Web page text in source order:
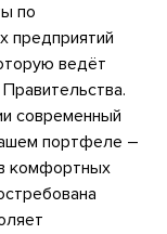
по
предприятий
ведёт
современный
портфеле –
комфортных